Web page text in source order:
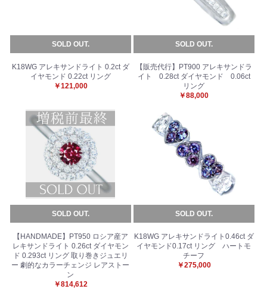
SOLD OUT.
K18WG アレキサンドライト 0.2ct ダ
イヤモンド 0.22ct リング
￥121,000
SOLD OUT.
【販売代行】PT900 アレキサンドラ
イト 0.28ct ダイヤモンド 0.06ct
リング
￥88,000
SOLD OUT.
【HANDMADE】PT950 ロシア産ア
レキサンドライト 0.26ct ダイヤモン
ド 0.293ct リング 取り巻きジュエリ
ー 劇的なカラーチェンジ レアストー
ン
￥814,612
SOLD OUT.
K18WG アレキサンドライト0.46ct ダ
イヤモンド0.17ct リング ハートモ
チーフ
￥275,000